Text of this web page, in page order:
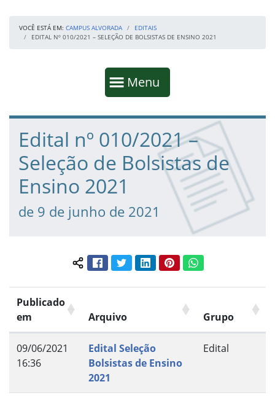
VOCÊ ESTÁ EM: CAMPUS ALVORADA
EDITAIS
EDITAL Nº 010/2021 – SELEÇÃO DE BOLSISTAS DE ENSINO 2021
Mostrar
Menu
Fim da navegação
Início do conteúdo
Edital nº 010/2021 –
Seleção de Bolsistas de
Ensino 2021
de 9 de junho de 2021
Compartilhar conteúdo:
FacebookTwitterLinkedInPinterestWhatsApp
Publicado
em
Arquivo Grupo
09/06/2021
16:36
Edital Seleção
Bolsistas de Ensino
2021
Edital